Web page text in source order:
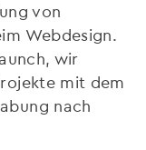
von
Webdesign.
wir
mit dem
nach